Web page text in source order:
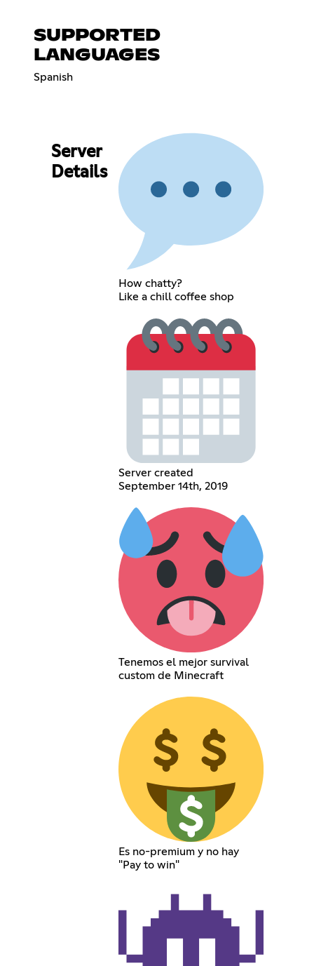
SUPPORTED
LANGUAGES
Spanish
Server
Details
How chatty?
Like a chill coffee shop
Server created
September 14th, 2019
Tenemos el mejor survival
custom de Minecraft
Es no-premium y no hay
"Pay to win"